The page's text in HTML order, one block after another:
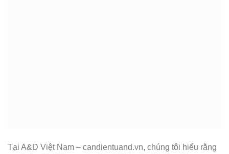
Tại A&D Việt Nam – candientuand.vn, chúng tôi hiểu rằng